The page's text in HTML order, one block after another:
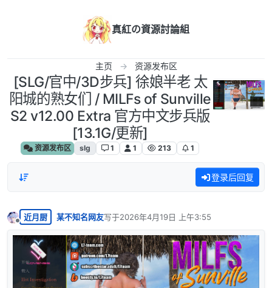
真紅の資源討論組
主页 资源发布区
[SLG/官中/3D步兵] 徐娘半老 太
阳城的熟女们 / MILFs of Sunville
S2 v12.00 Extra 官方中文步兵版
[13.1G/更新]
资源发布区 slg 1 1 213 1
登录后回复
离线
近月厨 某不知名网友写于2026年4月19日 上午3:55
最后由 编辑